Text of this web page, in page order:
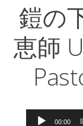
鎧の
恵師
00:00